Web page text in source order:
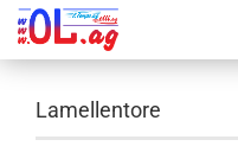
Lamellentore